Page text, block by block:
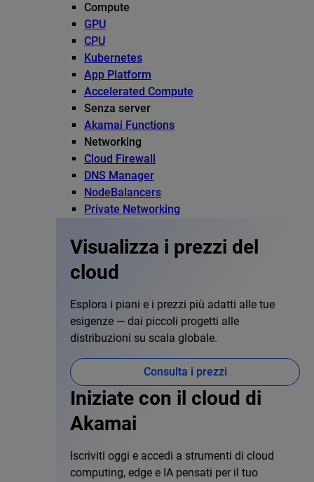
Compute
GPU
CPU
Kubernetes
App Platform
Accelerated Compute
Senza server
Akamai Functions
Networking
Cloud Firewall
DNS Manager
NodeBalancers
Private Networking
Visualizza i prezzi del
cloud
Esplora i piani e i prezzi più adatti alle tue
esigenze — dai piccoli progetti alle
distribuzioni su scala globale.
Consulta i prezzi
Iniziate con il cloud di
Akamai
Iscriviti oggi e accedi a strumenti di cloud
computing, edge e IA pensati per il tuo